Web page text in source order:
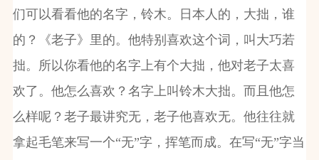
们可以看看他的名字，铃木。日本人的，大拙，谁
的？《老子》里的。他特别喜欢这个词，叫大巧若
拙。所以你看他的名字上有个大拙，他对老子太喜
欢了。他怎么喜欢？名字上叫铃木大拙。而且他怎
么样呢？老子最讲究无，老子他喜欢无。他往往就
拿起毛笔来写一个“无”字，挥笔而成。在写“无”字当